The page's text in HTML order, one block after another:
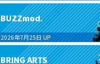
BUZZmod.
2026年7月25日 UP
BRING ARTS